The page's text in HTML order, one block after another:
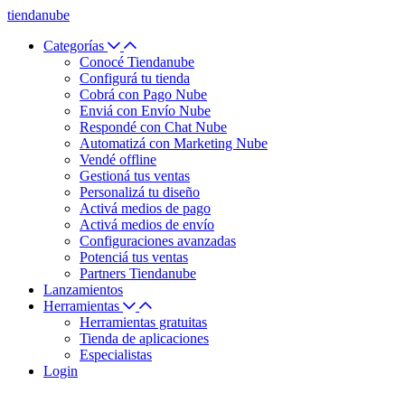
tiendanube
Categorías
Conocé Tiendanube
Configurá tu tienda
Cobrá con Pago Nube
Enviá con Envío Nube
Respondé con Chat Nube
Automatizá con Marketing Nube
Vendé offline
Gestioná tus ventas
Personalizá tu diseño
Activá medios de pago
Activá medios de envío
Configuraciones avanzadas
Potenciá tus ventas
Partners Tiendanube
Lanzamientos
Herramientas
Herramientas gratuitas
Tienda de aplicaciones
Especialistas
Login